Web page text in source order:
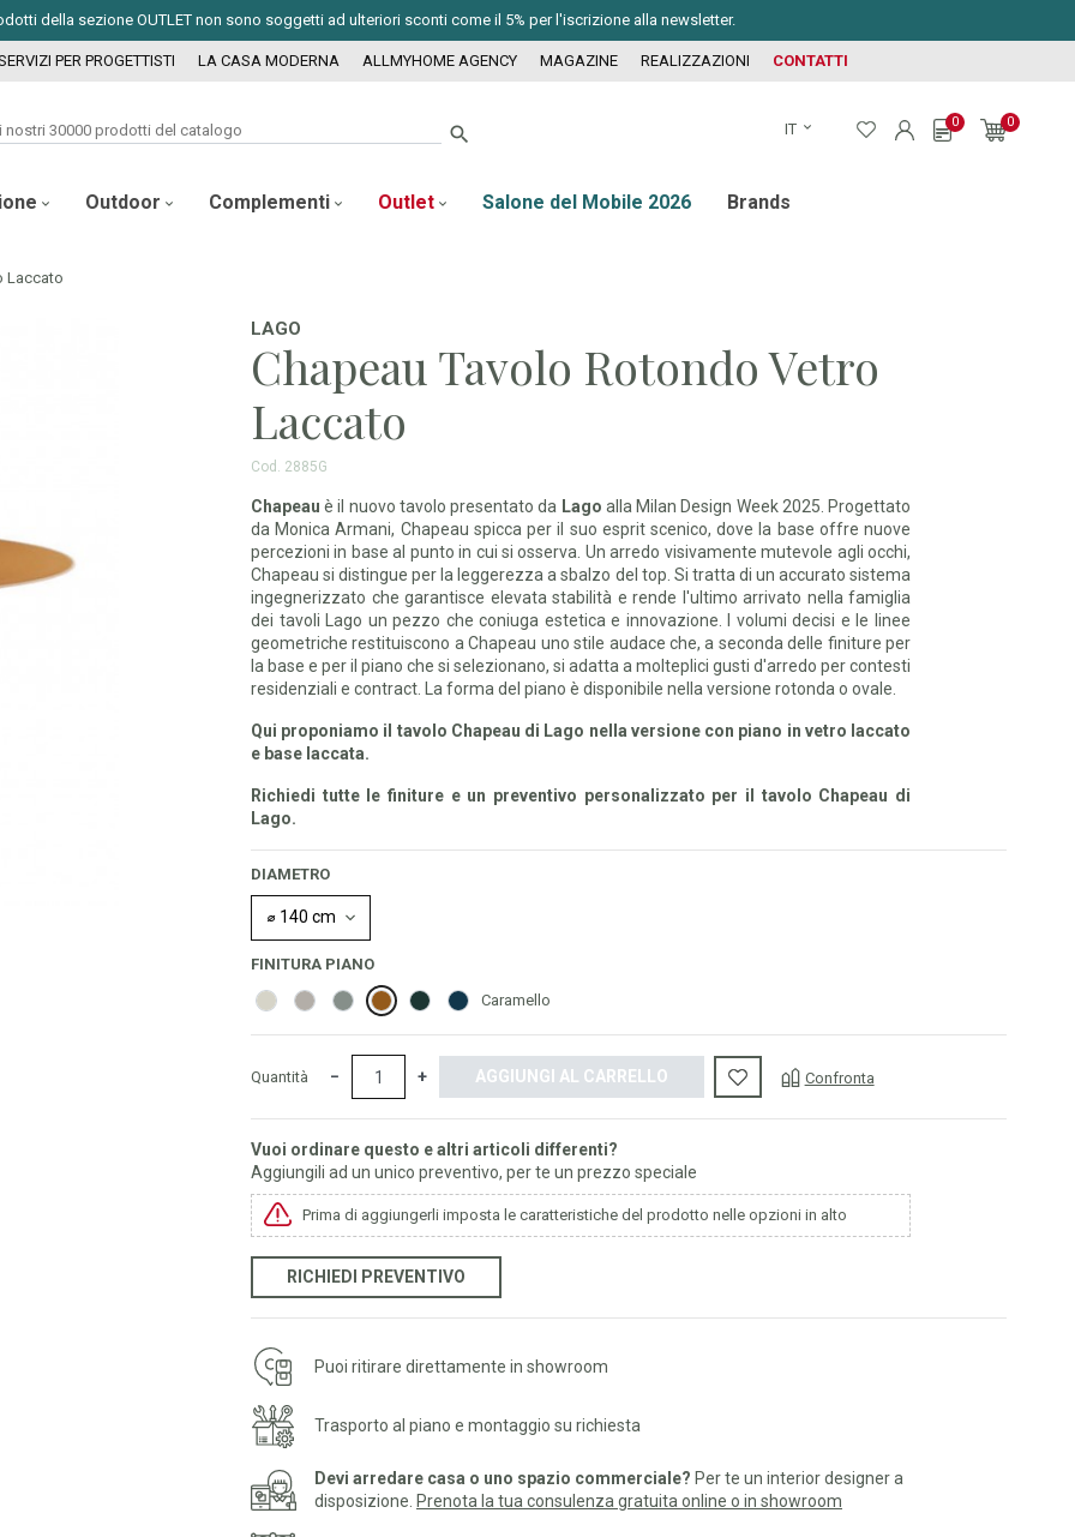
della sezione OUTLET non sono soggetti ad ulteriori sconti come il 5% per l'iscrizione alla newsletter.
PER PROGETTISTI LA CASA MODERNA ALLMYHOME AGENCY MAGAZINE REALIZZAZIONI CONTATTI
 IT 0 0
Outdoor Complementi Outlet Salone del Mobile 2026 Brands
Laccato
LAGO
Chapeau Tavolo Rotondo Vetro
Laccato
Cod. 2885G
Chapeau è il nuovo tavolo presentato da Lago alla Milan Design Week 2025. Progettato
da Monica Armani, Chapeau spicca per il suo esprit scenico, dove la base offre nuove
percezioni in base al punto in cui si osserva. Un arredo visivamente mutevole agli occhi,
Chapeau si distingue per la leggerezza a sbalzo del top. Si tratta di un accurato sistema
ingegnerizzato che garantisce elevata stabilità e rende l'ultimo arrivato nella famiglia
dei tavoli Lago un pezzo che coniuga estetica e innovazione. I volumi decisi e le linee
geometriche restituiscono a Chapeau uno stile audace che, a seconda delle finiture per
la base e per il piano che si selezionano, si adatta a molteplici gusti d'arredo per contesti
residenziali e contract. La forma del piano è disponibile nella versione rotonda o ovale.
Qui proponiamo il tavolo Chapeau di Lago nella versione con piano in vetro laccato
e base laccata.
Richiedi tutte le finiture e un preventivo personalizzato per il tavolo Chapeau di
Lago.
DIAMETRO
FINITURA PIANO
MandorlaTortoraArgillaCaramello
ForestaTuaregCaramello
Quantità − + AGGIUNGI AL CARRELLO Confronta
Vuoi ordinare questo e altri articoli differenti?
Aggiungili ad un unico preventivo, per te un prezzo speciale
Prima di aggiungerli imposta le caratteristiche del prodotto nelle opzioni in alto
RICHIEDI PREVENTIVO
Puoi ritirare direttamente in showroom
Trasporto al piano e montaggio su richiesta
Devi arredare casa o uno spazio commerciale? Per te un interior designer a
disposizione. Prenota la tua consulenza gratuita online o in showroom